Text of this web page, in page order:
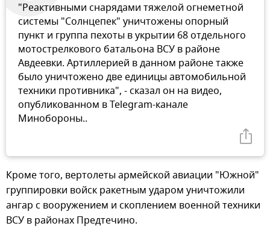
"Реактивными снарядами тяжелой огнеметной
системы "Солнцепек" уничтожены опорный
пункт и группа пехоты в укрытии 68 отдельного
мотострелкового батальона ВСУ в районе
Авдеевки. Артиллерией в данном районе также
было уничтожено две единицы автомобильной
техники противника", - сказал он на видео,
опубликованном в Telegram-канале
Минобороны..
Кроме того, вертолеты армейской авиации "Южной"
группировки войск ракетным ударом уничтожили
ангар с вооружением и скоплением военной техники
ВСУ в районах Предтечино.